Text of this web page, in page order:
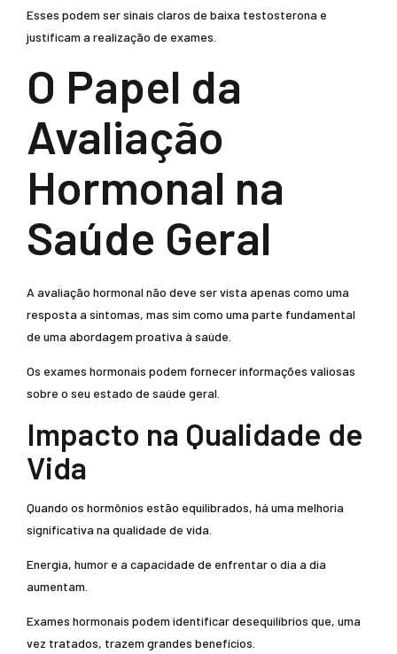
Esses podem ser sinais claros de baixa testosterona e
justificam a realização de exames.
O Papel da
Avaliação
Hormonal na
Saúde Geral
A avaliação hormonal não deve ser vista apenas como uma
resposta a sintomas, mas sim como uma parte fundamental
de uma abordagem proativa à saúde.
Os exames hormonais podem fornecer informações valiosas
sobre o seu estado de saúde geral.
Impacto na Qualidade de
Vida
Quando os hormônios estão equilibrados, há uma melhoria
significativa na qualidade de vida.
Energia, humor e a capacidade de enfrentar o dia a dia
aumentam.
Exames hormonais podem identificar desequilíbrios que, uma
vez tratados, trazem grandes benefícios.